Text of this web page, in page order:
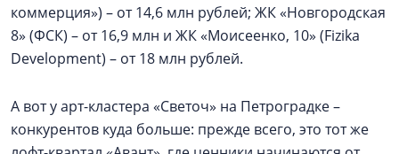
коммерция») – от 14,6 млн рублей; ЖК «Новгородская
8» (ФСК) – от 16,9 млн и ЖК «Моисеенко, 10» (Fizika
Development) – от 18 млн рублей.
А вот у арт-кластера «Светоч» на Петроградке –
конкурентов куда больше: прежде всего, это тот же